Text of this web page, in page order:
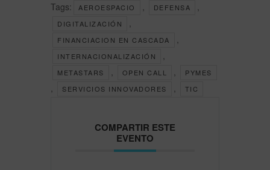
Tags: AEROESPACIO , DEFENSA ,
DIGITALIZACIÓN ,
FINANCIACION EN CASCADA ,
INTERNACIONALIZACIÓN ,
METASTARS , OPEN CALL , PYMES
, SERVICIOS INNOVADORES , TIC
COMPARTIR ESTE
EVENTO